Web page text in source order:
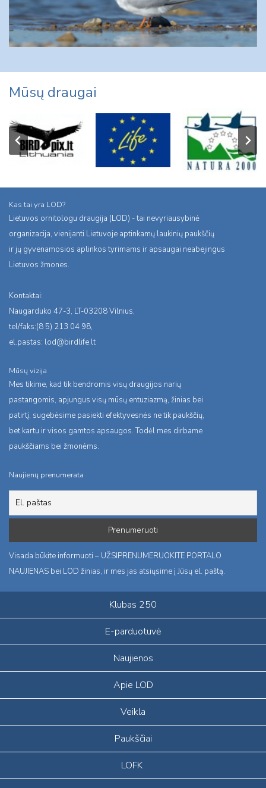
Mūsų draugai
Kas tai yra LOD?
Lietuvos ornitologu draugija (LOD) - tai nevyriausybinė
organizacija, vienijanti Lietuvoje aptinkamų laukinių paukščių
ir jų gyvenamosios aplinkos tyrimams ir apsaugai neabejingus
Lietuvos žmones.
Kontaktai:
Naugarduko 47-3, LT-03208 Vilnius,
tel/faks:(8 5) 213 04 98,
el.pastas: lod@birdlife.lt
Mūsų vizija
Mes tikime, kad tik bendromis visų draugijos narių
pastangomis, apjungus visų mūsų entuziazmą, žinias bei
patirtį, sugebėsime pasiekti efektyvesnės ne tik paukščių,
bet kartu ir visos gamtos apsaugos. Todėl mes dirbame
paukščiams bei žmonėms.
Naujienų prenumerata
Visada būkite informuoti – UŽSIPRENUMERUOKITE PORTALO
NAUJIENAS bei LOD žinias, ir mes jas atsiųsime į Jūsų el. paštą.
Klubas 250
E-parduotuvė
Naujienos
Apie LOD
Veikla
Paukščiai
LOFK